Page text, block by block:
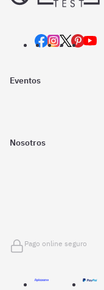
Eventos
Nosotros
Pago online seguro